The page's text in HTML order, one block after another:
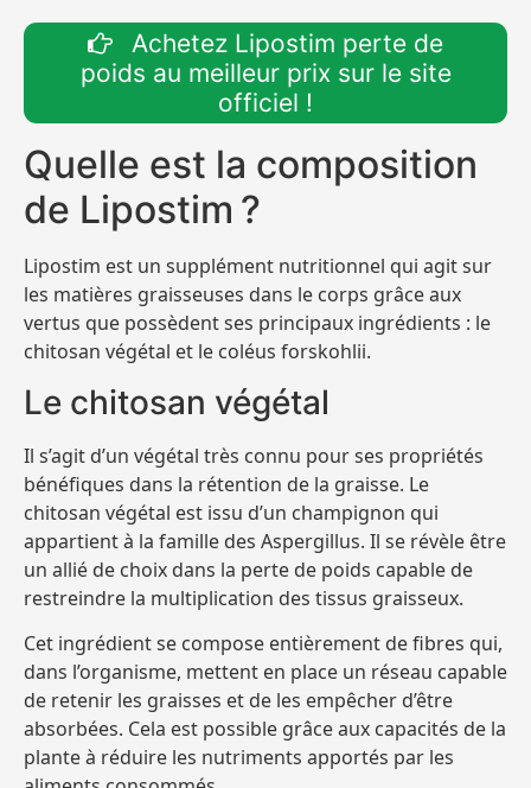
Achetez Lipostim perte de
poids au meilleur prix sur le site
officiel !
Quelle est la composition
de Lipostim ?
Lipostim est un supplément nutritionnel qui agit sur
les matières graisseuses dans le corps grâce aux
vertus que possèdent ses principaux ingrédients : le
chitosan végétal et le coléus forskohlii.
Le chitosan végétal
Il s’agit d’un végétal très connu pour ses propriétés
bénéfiques dans la rétention de la graisse. Le
chitosan végétal est issu d’un champignon qui
appartient à la famille des Aspergillus. Il se révèle être
un allié de choix dans la perte de poids capable de
restreindre la multiplication des tissus graisseux.
Cet ingrédient se compose entièrement de fibres qui,
dans l’organisme, mettent en place un réseau capable
de retenir les graisses et de les empêcher d’être
absorbées. Cela est possible grâce aux capacités de la
plante à réduire les nutriments apportés par les